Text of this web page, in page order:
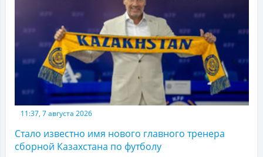
11:37, 7 августа 2026
Стало известно имя нового главного тренера
сборной Казахстана по футболу